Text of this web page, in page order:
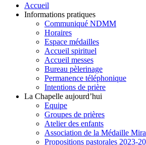
Accueil
Informations pratiques
Communiqué NDMM
Horaires
Espace médailles
Accueil spirituel
Accueil messes
Bureau pèlerinage
Permanence téléphonique
Intentions de prière
La Chapelle aujourd’hui
Equipe
Groupes de prières
Atelier des enfants
Association de la Médaille
Propositions pastorales 2023-